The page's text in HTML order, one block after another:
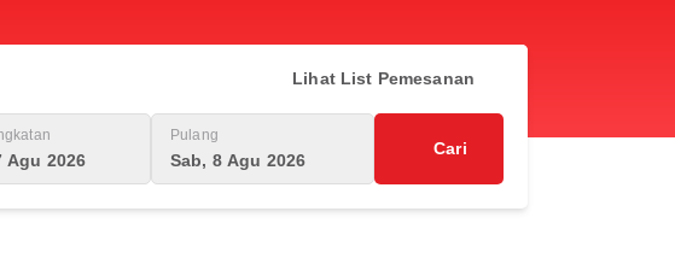
Lihat List Pemesanan
Agu 2026
Pulang
Sab, 8 Agu 2026
Cari